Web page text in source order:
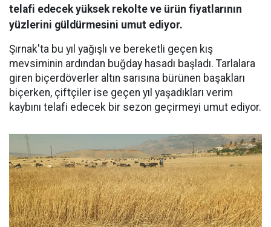
telafi edecek yüksek rekolte ve ürün fiyatlarının
yüzlerini güldürmesini umut ediyor.
Şırnak'ta bu yıl yağışlı ve bereketli geçen kış
mevsiminin ardından buğday hasadı başladı. Tarlalara
giren biçerdöverler altın sarısına bürünen başakları
biçerken, çiftçiler ise geçen yıl yaşadıkları verim
kaybını telafi edecek bir sezon geçirmeyi umut ediyor.